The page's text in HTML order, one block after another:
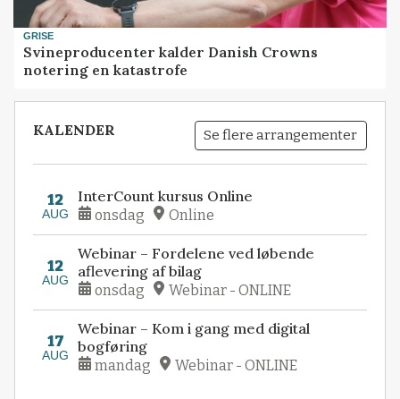
GRISE
Svineproducenter kalder Danish Crowns
notering en katastrofe
KALENDER Se flere arrangementer
12
AUG
InterCount kursus Online
onsdag Online
12
AUG
Webinar – Fordelene ved løbende
aflevering af bilag
onsdag Webinar - ONLINE
17
AUG
Webinar – Kom i gang med digital
bogføring
mandag Webinar - ONLINE